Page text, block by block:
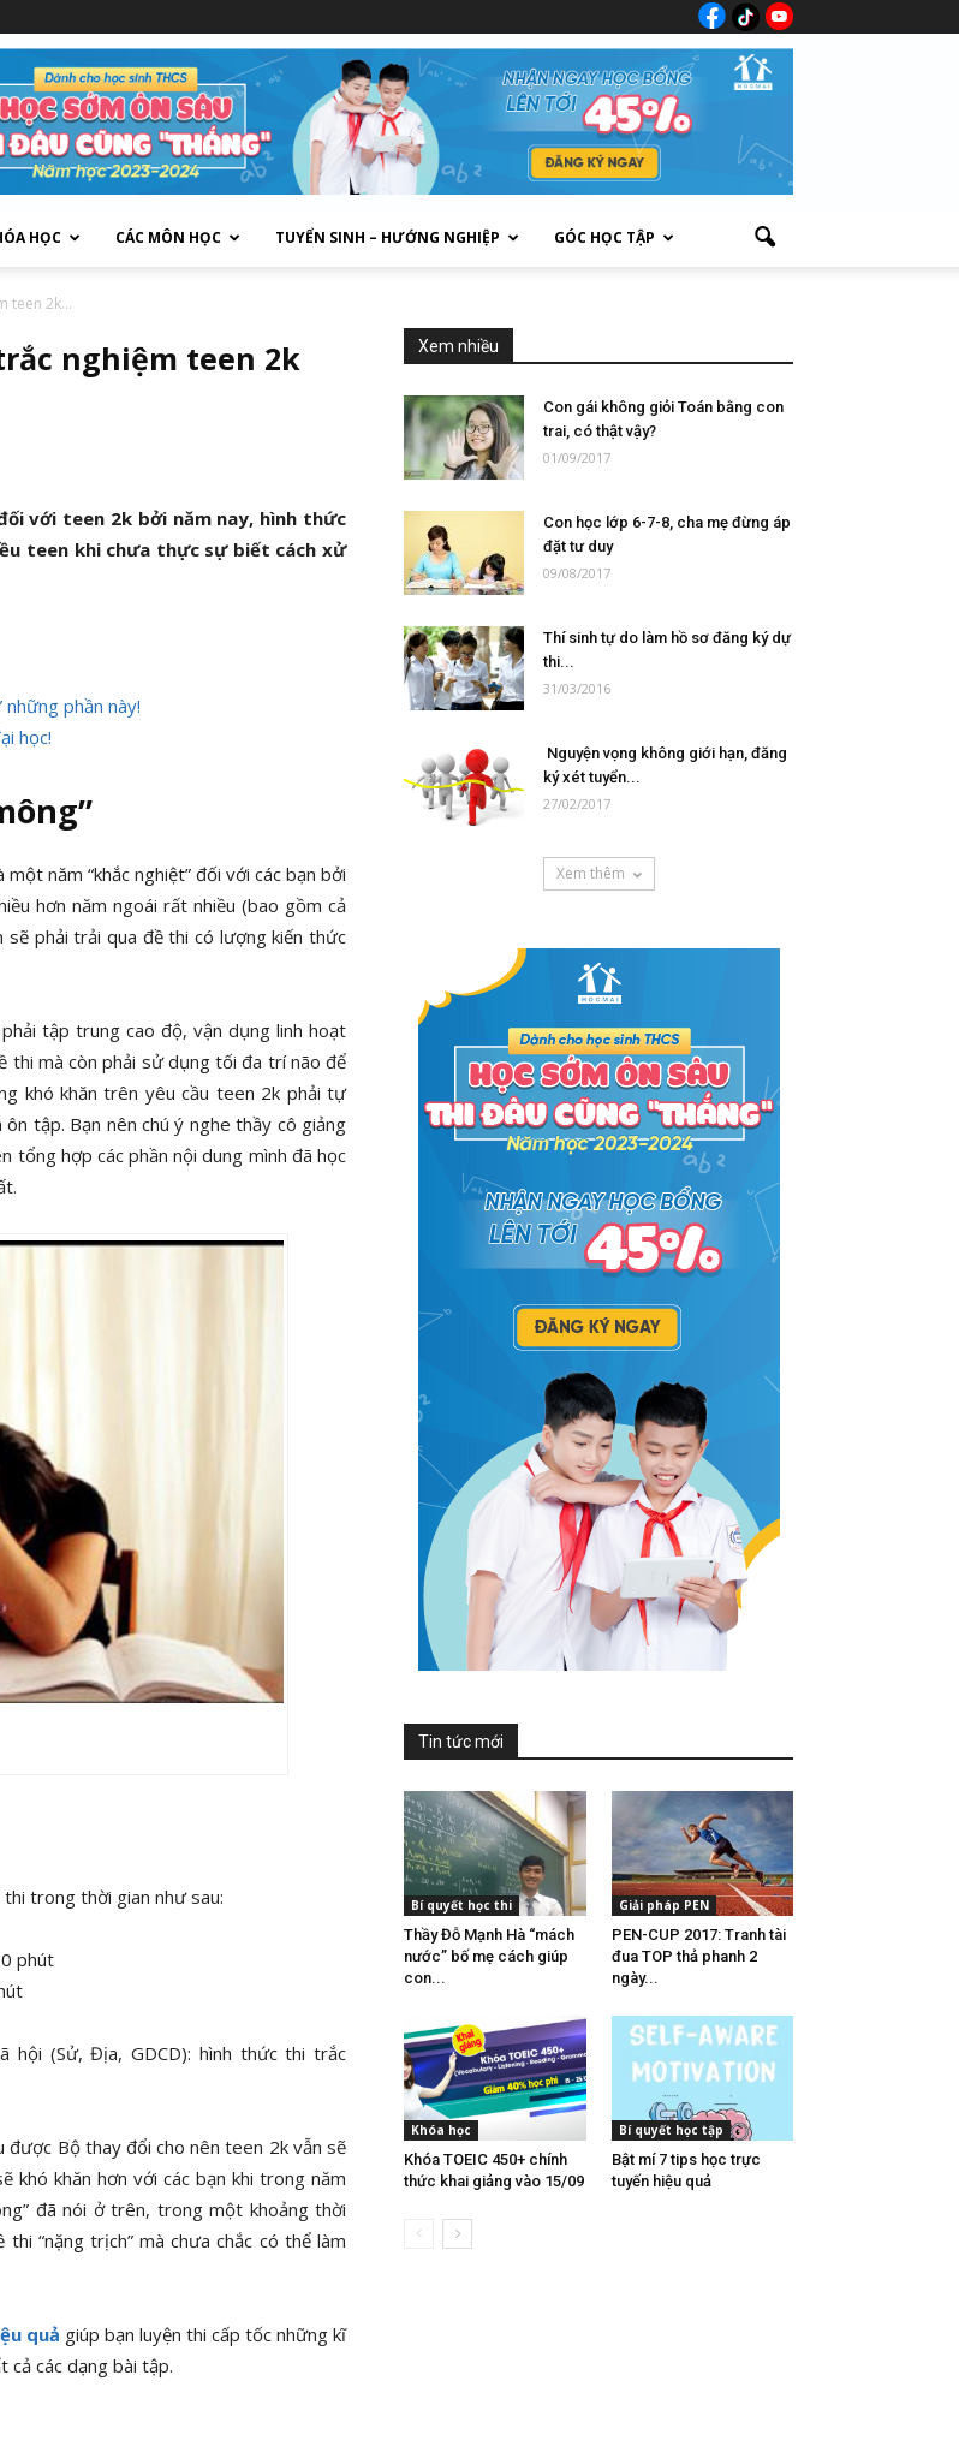
HỌC CÁC MÔN HỌC TUYỂN SINH – HƯỚNG NGHIỆP GÓC HỌC TẬP
teen 2k...
nghiệm teen 2k
với teen 2k bởi năm nay, hình thức
teen khi chưa thực sự biết cách xử
phần này!
học!
một năm “khắc nghiệt” đối với các bạn bởi
hơn năm ngoái rất nhiều (bao gồm cả
phải trải qua đề thi có lượng kiến thức
tập trung cao độ, vận dụng linh hoạt
thi mà còn phải sử dụng tối đa trí não để
khó khăn trên yêu cầu teen 2k phải tự
tập. Bạn nên chú ý nghe thầy cô giảng
tổng hợp các phần nội dung mình đã học
trong thời gian như sau:
phút
hội (Sử, Địa, GDCD): hình thức thi trắc
được Bộ thay đổi cho nên teen 2k vẫn sẽ
khó khăn hơn với các bạn khi trong năm
đã nói ở trên, trong một khoảng thời
“nặng trịch” mà chưa chắc có thể làm
quả giúp bạn luyện thi cấp tốc những kĩ
cả các dạng bài tập.
Xem nhiều
Con gái không giỏi Toán bằng con
trai, có thật vậy?
01/09/2017
Con học lớp 6-7-8, cha mẹ đừng áp
đặt tư duy
09/08/2017
Thí sinh tự do làm hồ sơ đăng ký dự
thi...
31/03/2016
Nguyện vọng không giới hạn, đăng
ký xét tuyển...
27/02/2017
Xem thêm
Tin tức mới
Bí quyết học thi
Thầy Đỗ Mạnh Hà “mách
nước” bố mẹ cách giúp
con...
Giải pháp PEN
PEN-CUP 2017: Tranh tài
đua TOP thả phanh 2
ngày...
Khóa học
Khóa TOEIC 450+ chính
thức khai giảng vào 15/09
Bí quyết học tập
Bật mí 7 tips học trực
tuyến hiệu quả